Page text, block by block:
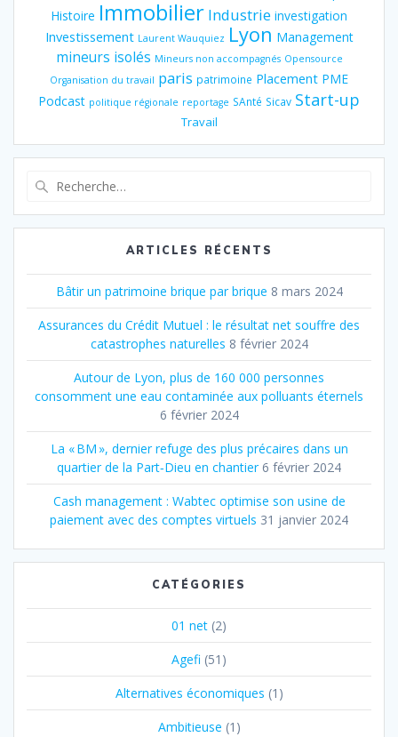
Histoire Immobilier Industrie investigation
Investissement Laurent Wauquiez Lyon Management
mineurs isolés Mineurs non accompagnés Opensource
Organisation du travail paris patrimoine Placement PME
Podcast politique régionale reportage SAnté Sicav Start-up
Travail
:
ARTICLES RÉCENTS
Bâtir un patrimoine brique par brique 8 mars 2024
Assurances du Crédit Mutuel : le résultat net souffre des
catastrophes naturelles 8 février 2024
Autour de Lyon, plus de 160 000 personnes
consomment une eau contaminée aux polluants éternels
6 février 2024
La « BM », dernier refuge des plus précaires dans un
quartier de la Part‐Dieu en chantier 6 février 2024
Cash management : Wabtec optimise son usine de
paiement avec des comptes virtuels 31 janvier 2024
CATÉGORIES
01 net (2)
Agefi (51)
Alternatives économiques (1)
Ambitieuse (1)